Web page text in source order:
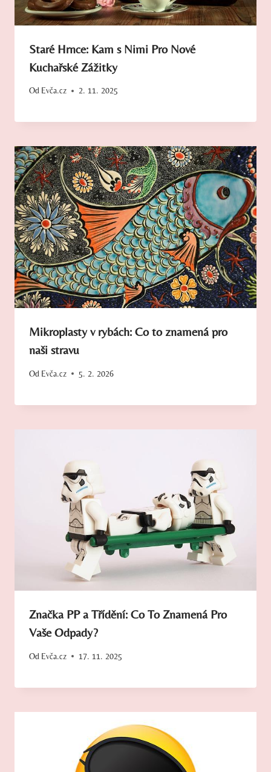
Staré Hrnce: Kam s Nimi Pro Nové
Kuchařské Zážitky
Od Evča.cz 2. 11. 2025
Mikroplasty v rybách: Co to znamená pro
naši stravu
Od Evča.cz 5. 2. 2026
Značka PP a Třídění: Co To Znamená Pro
Vaše Odpady?
Od Evča.cz 17. 11. 2025